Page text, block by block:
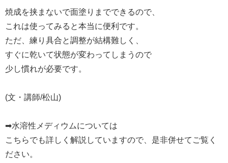
焼成を挟まないで面塗りまでできるので、
これは使ってみると本当に便利です。
ただ、練り具合と調整が結構難しく、
すぐに乾いて状態が変わってしまうので
少し慣れが必要です。
(文・講師/松山)
➡水溶性メディウムについては
こちらでも詳しく解説していますので、是非併せてご覧く
ださい。